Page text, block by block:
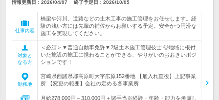
情報更新日：2026/04/07 終了予定日： 2026/10/05
仕事内容
橋梁や河川、道路などの土木工事の施工管理をお任せします。経
験の浅い方には先輩の補佐からお願いする予定。安全かつ円滑な
施工を実現してください。
対象と
なる方
＜必須＞▼普通自動車免許▼2級土木施工管理技士 ◎地域に根付
いた施設の施工に携わることができる、やりがいのおおきいポジ
ションです！
勤務地
宮崎県西諸県郡高原町大字広原152番地 【雇入れ直後】上記事業
所 【変更の範囲】会社の定める各事業所
月給278,000円～310,000円＋諸手当※経験・年齢・能力を考慮し